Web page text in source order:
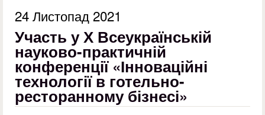
24 Листопад 2021
Участь у Х Всеукраїнській
науково-практичній
конференції «Інноваційні
технології в готельно-
ресторанному бізнесі»